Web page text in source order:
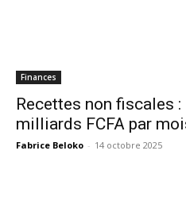
Finances
Recettes non fiscales :
milliards FCFA par
Fabrice Beloko - 14 octobre 2025